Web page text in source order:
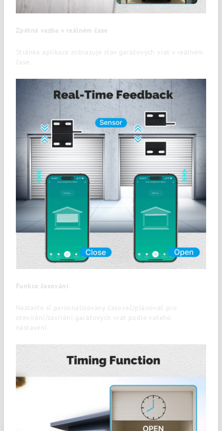
Zpětná vazba v reálném čase
Stránka aplikace zobrazuje stav garážových vrat v reálném
čase.
Funkce časování
Nastavte si personalizovaný časovač/plánovač pro
otevírání/zavírání garážových vrat podle vašeho
nastavení.